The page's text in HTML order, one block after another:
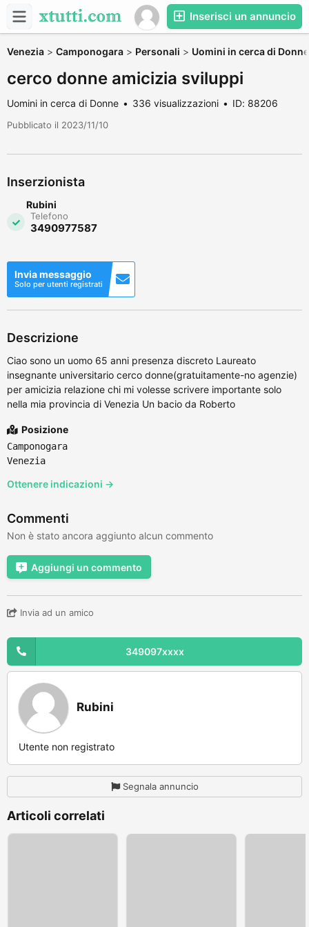
Inserisci un annuncio
Venezia > Camponogara > Personali > Uomini in cerca di Donne
cerco donne amicizia sviluppi
Uomini in cerca di Donne 336 visualizzazioni ID: 88206
Pubblicato il 2023/11/10
Inserzionista
Rubini
Telefono
3490977587
Invia messaggio
Solo per utenti registrati
Descrizione
Ciao sono un uomo 65 anni presenza discreto Laureato
insegnante universitario cerco donne(gratuitamente-no agenzie)
per amicizia relazione chi mi volesse scrivere importante solo
nella mia provincia di Venezia Un bacio da Roberto
Posizione
Camponogara
Venezia
Ottenere indicazioni →
Commenti
Non è stato ancora aggiunto alcun commento
Aggiungi un commento
Invia ad un amico
349097xxxx
Rubini
Utente non registrato
Segnala annuncio
Articoli correlati